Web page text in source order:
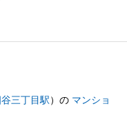
ができたかと存じ
思っております。
。
谷三丁目駅）の マンショ